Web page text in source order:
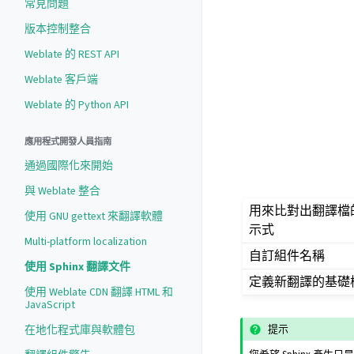
常見問題
版本控制整合
Weblate 的 REST API
Weblate 客戶端
Weblate 的 Python API
應用程式開發人員指南
通過國際化來開始
與 Weblate 整合
使用 GNU gettext 來翻譯軟體
Multi-platform localization
使用 Sphinx 翻譯文件
使用 Weblate CDN 翻譯 HTML 和
JavaScript
在地化程式庫與軟體包
用來比對出翻譯
示式
自訂組件名稱
定義新翻譯的基礎
提示